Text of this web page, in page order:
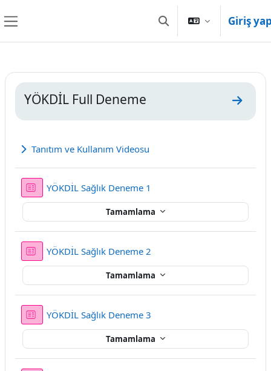
Arama girişini değiştir
Giriş
Bölüm anahatları
YÖKDİL Full Deneme
Genişlet
Tanıtım ve Kullanım Videosu
YÖKDİL Sağlık Deneme 1
Tamamlama
YÖKDİL Sağlık Deneme 2
Tamamlama
YÖKDİL Sağlık Deneme 3
Tamamlama